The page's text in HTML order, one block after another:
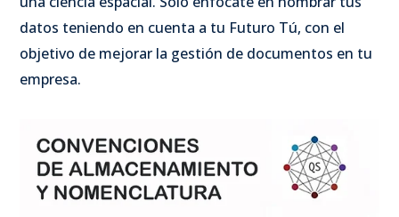
datos teniendo en cuenta a tu Futuro Tú, con el
objetivo de mejorar la gestión de documentos en tu
empresa.